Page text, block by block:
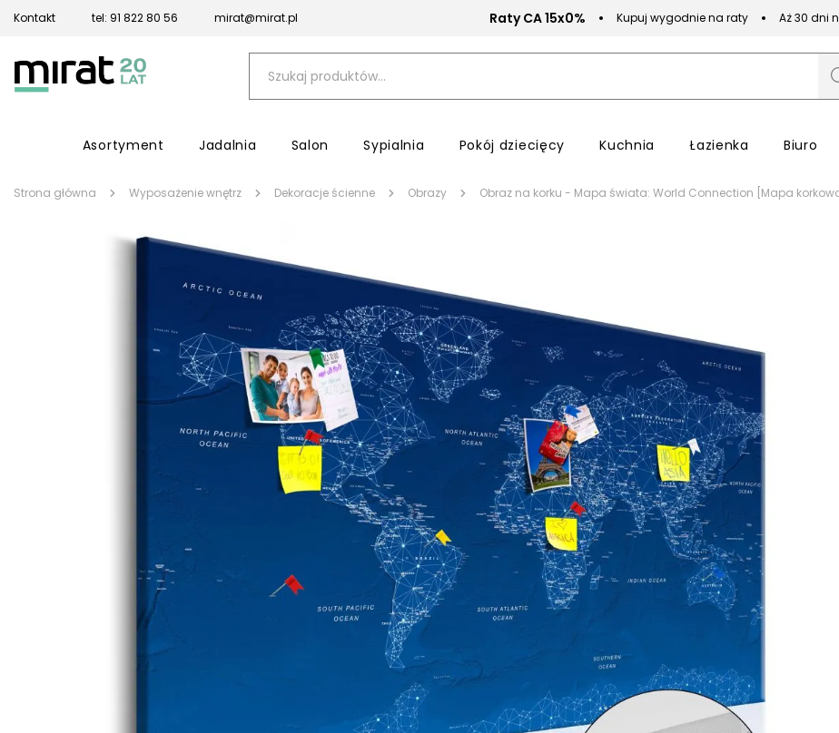
Kontakt tel: 91 822 80 56 mirat@mirat.pl Raty CA 15x0% Kupuj wygodnie na raty Aż 30 dni
Asortyment Jadalnia Salon Sypialnia Pokój dziecięcy Kuchnia Łazienka Biuro
Strona główna Wyposażenie wnętrz Dekoracje ścienne Obrazy Obraz na korku - Mapa świata: World Connection [Mapa